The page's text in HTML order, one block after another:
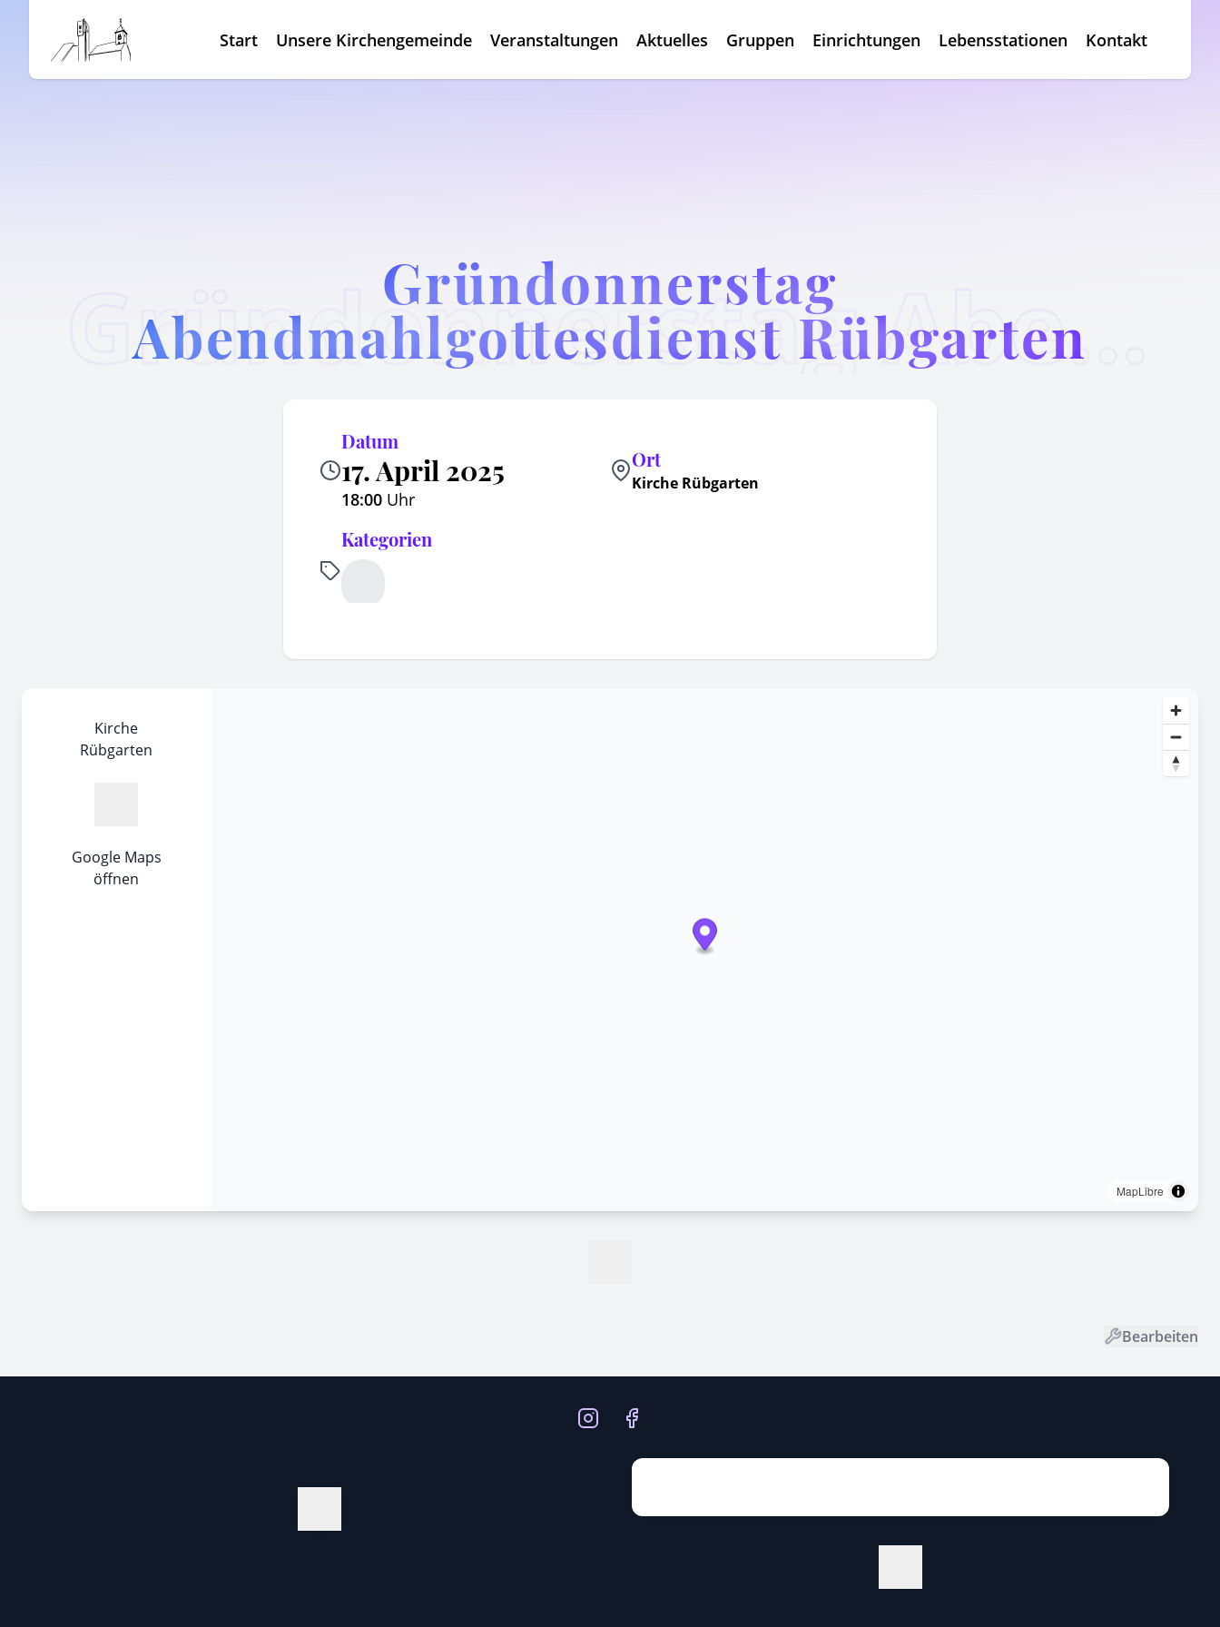
Start Unsere Kirchengemeinde Veranstaltungen Aktuelles Gruppen Einrichtungen Lebensstationen Kontakt
Gründonnerstag Abendmahlgottesdienst Rübgarten
Gründonnerstag
Abendmahlgottesdienst Rübgarten
Datum
17. April 2025
18:00 Uhr
Ort
Kirche Rübgarten
Kategorien
Kirche
Rübgarten
Google Maps
öffnen
MapLibre
Bearbeiten